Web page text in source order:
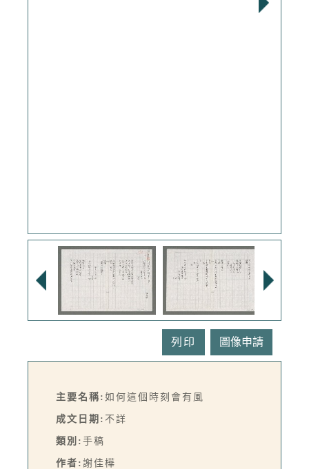
列印
主要名稱: 如何這個時刻會有風
成文日期: 不詳
類別: 手稿
作者: 謝佳樺